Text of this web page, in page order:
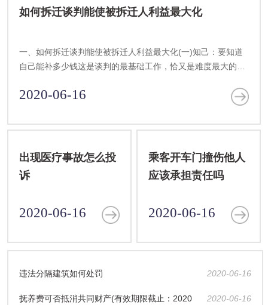
如何拆迁谈判能使被拆迁人利益最大化
一、如何拆迁谈判能使被拆迁人利益最大化(一)知己：要知道
自己能补多少钱这是谈判的最基础工作，恰又是难度最大的一
2020-06-16
出现医疗事故怎么投
诉
2020-06-16
乘客开车门撞伤他人
应该承担责任吗
2020-06-16
违法分隔建筑如何处罚 2020-06-16
抚养费可否抵消共同财产(有效期限截止：2020 2020-06-16